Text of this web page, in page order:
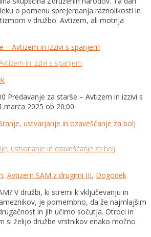
o pomenu sprejemanja raznolikosti in
v družbo. Avtizem, ali motnja
in izzivi s spanjem
Predavanje za starše – Avtizem in izzivi s
2025 ob 20:00
ustvarjanje in ozaveščanje za bolj
, Avtizem SAM z drugimi III, Dogodek
V družbi, ki stremi k vključevanju in
je pomembno, da že najmlajšim
in jih učimo sočutja. Otroci in
si želijo družbe vrstnikov enako močno